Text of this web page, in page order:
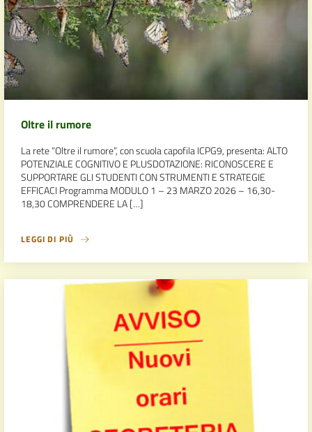
Oltre il rumore
La rete “Oltre il rumore”, con scuola capofila ICPG9, presenta: ALTO
POTENZIALE COGNITIVO E PLUSDOTAZIONE: RICONOSCERE E
SUPPORTARE GLI STUDENTI CON STRUMENTI E STRATEGIE
EFFICACI Programma MODULO 1 – 23 MARZO 2026 – 16,30-
18,30 COMPRENDERE LA […]
LEGGI DI PIÙ